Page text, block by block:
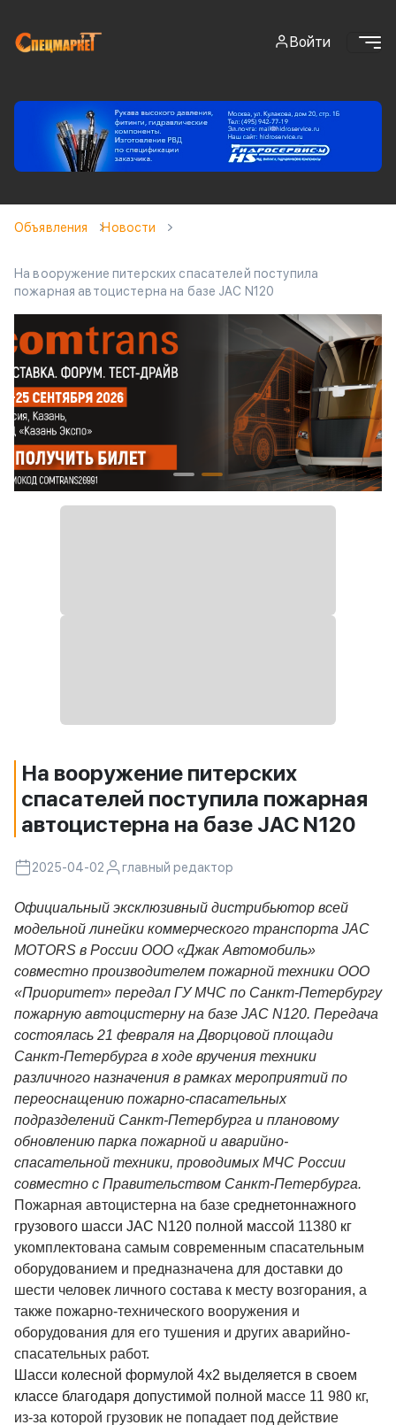
Войти
Объявления Новости
На вооружение питерских спасателей поступила
пожарная автоцистерна на базе JAC N120
На вооружение питерских
спасателей поступила пожарная
автоцистерна на базе JAC N120
2025-04-02 главный редактор
Официальный эксклюзивный дистрибьютор всей
модельной линейки коммерческого транспорта JAC
MOTORS в России ООО «Джак Автомобиль»
совместно производителем пожарной техники ООО
«Приоритет» передал ГУ МЧС по Санкт-Петербургу
пожарную автоцистерну на базе JAC N120. Передача
состоялась 21 февраля на Дворцовой площади
Санкт-Петербурга в ходе вручения техники
различного назначения в рамках мероприятий по
переоснащению пожарно-спасательных
подразделений Санкт-Петербурга и плановому
обновлению парка пожарной и аварийно-
спасательной техники, проводимых МЧС России
совместно с Правительством Санкт-Петербурга.
Пожарная автоцистерна на базе среднетоннажного
грузового шасси JAC N120 полной массой 11380 кг
укомплектована самым современным спасательным
оборудованием и предназначена для доставки до
шести человек личного состава к месту возгорания, а
также пожарно-технического вооружения и
оборудования для его тушения и других аварийно-
спасательных работ.
Шасси колесной формулой 4х2 выделяется в своем
классе благодаря допустимой полной массе 11 980 кг,
из-за которой грузовик не попадает под действие